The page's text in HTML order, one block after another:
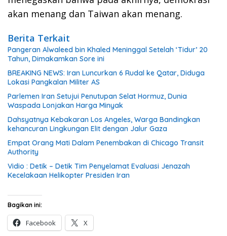
akan menang dan Taiwan akan menang.
Berita Terkait
Pangeran Alwaleed bin Khaled Meninggal Setelah ‘Tidur’ 20
Tahun, Dimakamkan Sore ini
BREAKING NEWS: Iran Luncurkan 6 Rudal ke Qatar, Diduga
Lokasi Pangkalan Militer AS
Parlemen Iran Setujui Penutupan Selat Hormuz, Dunia
Waspada Lonjakan Harga Minyak
Dahsyatnya Kebakaran Los Angeles, Warga Bandingkan
kehancuran Lingkungan Elit dengan Jalur Gaza
Empat Orang Mati Dalam Penembakan di Chicago Transit
Authority
Vidio : Detik – Detik Tim Penyelamat Evaluasi Jenazah
Kecelakaan Helikopter Presiden Iran
Bagikan ini:
Facebook X